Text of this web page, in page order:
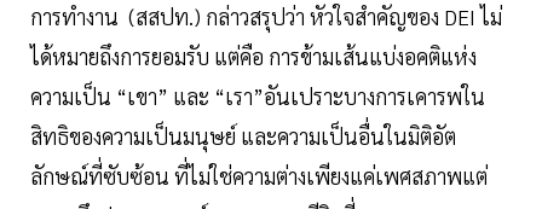
การทำงาน (สสปท.)​​ กล่าวสรุปว่า หัวใจสำคัญของ DEI ไม่
ได้หมายถึงการยอมรับ แต่คือ การข้ามเส้นแบ่งอคติแห่ง
ความเป็น “เขา” และ “เรา”อันเปราะบางการเคารพใน
สิทธิของความเป็นมนุษย์ และความเป็นอื่นในมิติอัต
ลักษณ์ที่ซับซ้อน ที่ไม่ใช่ความต่างเพียงแค่เพศสภาพแต่